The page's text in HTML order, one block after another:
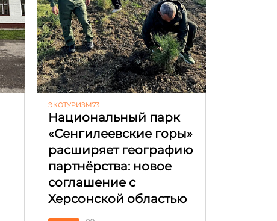
ЭКОТУРИЗМ73
Национальный парк
«Сенгилеевские горы»
расширяет географию
партнёрства: новое
соглашение с
Херсонской областью